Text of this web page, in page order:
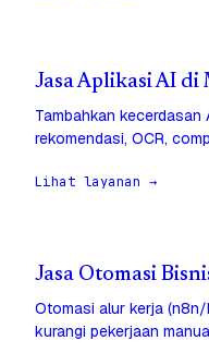
Jasa Aplikasi AI di
Tambahkan
rekomendasi, OCR,
Lihat layanan →
Jasa Otomasi
Otomasi alur kerja
kurangi pekerjaan